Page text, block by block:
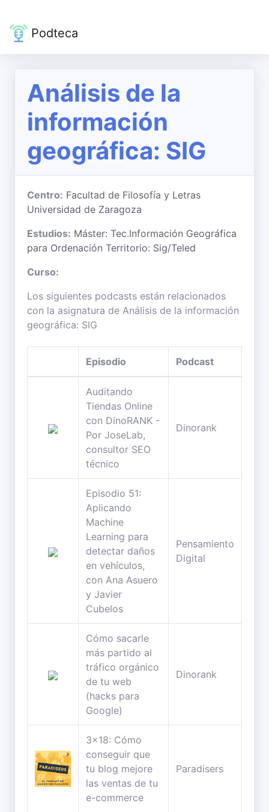
Podteca
Análisis de la
información
geográfica: SIG
Centro: Facultad de Filosofía y Letras
Universidad de Zaragoza
Estudios: Máster: Tec.Información Geográfica
para Ordenación Territorio: Sig/Teled
Curso:
Los siguientes podcasts están relacionados
con la asignatura de Análisis de la información
geográfica: SIG
Episodio Podcast
Auditando
Tiendas Online
con DinoRANK -
Por JoseLab,
consultor SEO
técnico
Dinorank
Episodio 51:
Aplicando
Machine
Learning para
detectar daños
en vehículos,
con Ana Asuero
y Javier
Cubelos
Pensamiento
Digital
Cómo sacarle
más partido al
tráfico orgánico
de tu web
(hacks para
Google)
Dinorank
3x18: Cómo
conseguir que
tu blog mejore
las ventas de tu
e-commerce
Paradisers